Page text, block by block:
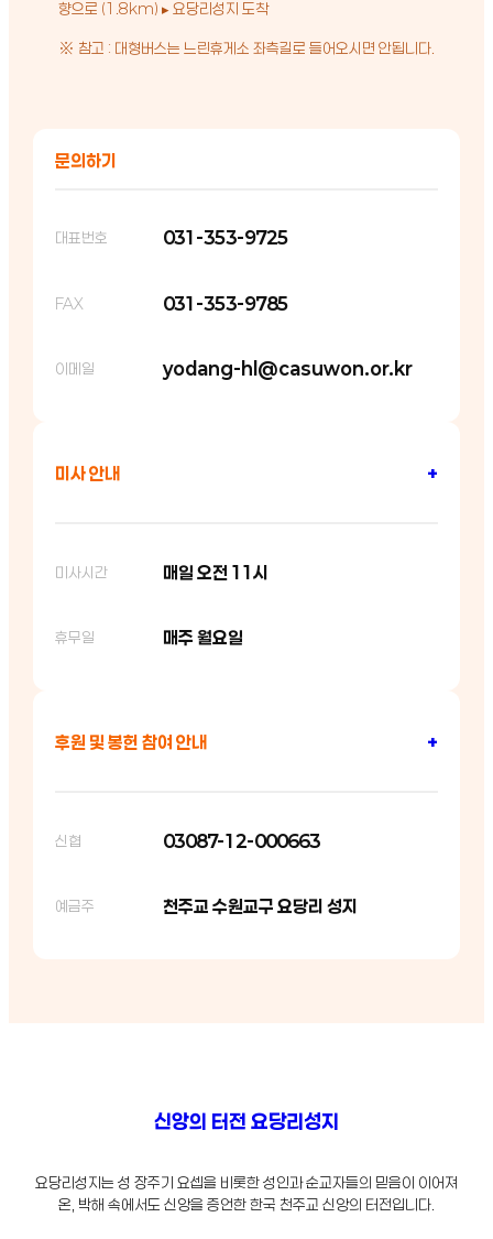
향으로 (1.8km) ▸ 요당리성지 도착
※ 참고 : 대형버스는 느린휴게소 좌측길로 들어오시면 안됩니다.
문의하기
대표번호 031-353-9725
FAX 031-353-9785
이메일 yodang-hl@casuwon.or.kr
미사 안내 +
미사시간 매일 오전 11시
휴무일 매주 월요일
후원 및 봉헌 참여 안내 +
신협 03087-12-000663
예금주 천주교 수원교구 요당리 성지
신앙의 터전 요당리성지
요당리성지는 성 장주기 요셉을 비롯한 성인과 순교자들의 믿음이 이어져
온, 박해 속에서도 신앙을 증언한 한국 천주교 신앙의 터전입니다.